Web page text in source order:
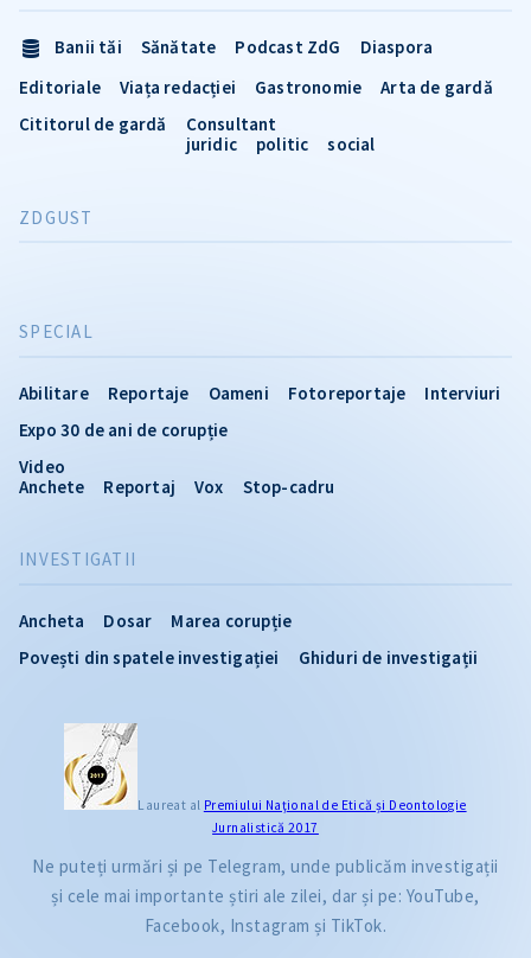
INVESTIGATII
Ancheta Dosar
Marea corupție
Povești din spatele investigației
Ghiduri de investigații
SPECIAL
Abilitare Reportaje Oameni Fotoreportaje
Interviuri
Expo 30 de ani de corupție
Video
Anchete
Reportaj Vox Stop-cadru
Banii tăi Sănătate Podcast ZdG
Diaspora
Editoriale
Viața redacției Gastronomie
Arta de gardă
Cititorul de gardă
Consultant
juridic
politic social
ZDGUST
Laureat al Premiului Naţional de Etică și Deontologie
Jurnalistică 2017
Ne puteți urmări și pe Telegram, unde publicăm investigații
și cele mai importante știri ale zilei, dar și pe: YouTube,
Facebook, Instagram și TikTok.